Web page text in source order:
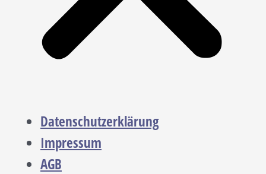
Datenschutzerklärung
Impressum
AGB